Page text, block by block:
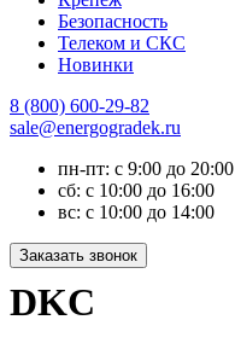
Безопасность
Телеком и СКС
Новинки
8 (800) 600-29-82
sale@energogradek.ru
пн-пт: с 9:00 до 20:00
сб: с 10:00 до 16:00
вс: с 10:00 до 14:00
DKC